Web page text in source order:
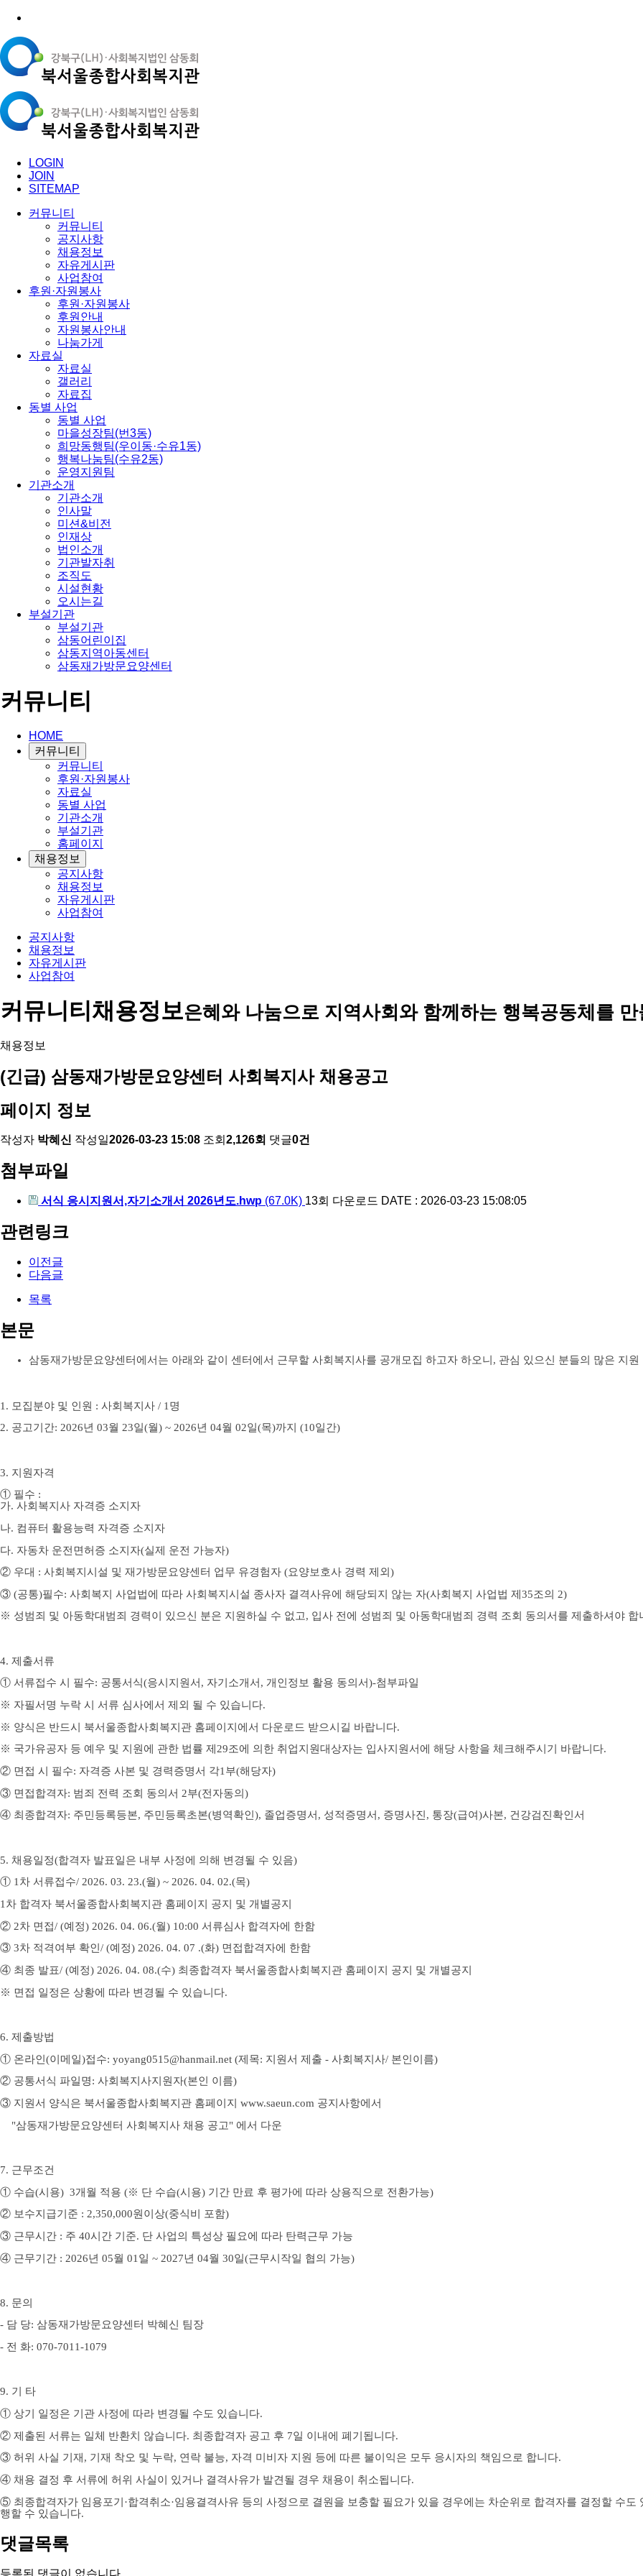
LOGIN
JOIN
SITEMAP
커뮤니티
커뮤니티
공지사항
채용정보
자유게시판
사업참여
후원·자원봉사
후원·자원봉사
후원안내
자원봉사안내
나눔가게
자료실
자료실
갤러리
자료집
동별 사업
동별 사업
마을성장팀(번3동)
희망동행팀(우이동·수유1동)
행복나눔팀(수유2동)
운영지원팀
기관소개
기관소개
인사말
미션&비전
인재상
법인소개
기관발자취
조직도
시설현황
오시는길
부설기관
부설기관
삼동어린이집
삼동지역아동센터
삼동재가방문요양센터
커뮤니티
HOME
커뮤니티
커뮤니티
후원·자원봉사
자료실
동별 사업
기관소개
부설기관
홈페이지
채용정보
공지사항
채용정보
자유게시판
사업참여
공지사항
채용정보
자유게시판
사업참여
커뮤니티채용정보은혜와 나눔으로 지역사회와 함께하는 행복공동체를
채용정보
(긴급) 삼동재가방문요양센터 사회복지사 채용공고
페이지 정보
작성자 박혜신 작성일2026-03-23 15:08 조회 2,126회 댓글0건
첨부파일
서식 응시지원서,자기소개서 2026년도.hwp (67.0K) 13회 다운로드 DATE : 2026-03-23 15:08:05
관련링크
이전글
다음글
목록
본문
삼동재가방문요양센터에서는 아래와 같이 센터에서 근무할 사회복지사를 공개모집 하고자 하오니 , 관심 있으신 분들의 많은 지원
1. 모집분야 및 인원 : 사회복지사 / 1 명
2. 공고기간: 2026년 03월 23일(월) ~ 2026년 04월 02일(목)까지 (10일간)
3. 지원자격
① 필수 :
가. 사회복지사 자격증 소지자
나. 컴퓨터 활용능력 자격증 소지자
다. 자동차 운전면허증 소지자(실제 운전 가능자)
② 우대 : 사회복지시설 및 재가방문요양센터 업무 유경험자 (요양보호사 경력 제외)
③ (공통)필수: 사회복지 사업법에 따라 사회복지시설 종사자 결격사유에 해당되지 않는 자(사회복지 사업법 제 35조의 2)
※ 성범죄 및 아동학대범죄 경력이 있으신 분은 지원하실 수 없고, 입사 전에 성범죄 및 아동학대범죄 경력 조회 동의서를 제출하셔야 합
4. 제출서류
① 서류접수 시 필수: 공통서식(응시지원서 , 자기소개서 , 개인정보 활용 동의서)-첨부파일
※ 자필서명 누락 시 서류 심사에서 제외 될 수 있습니다.
※ 양식은 반드시 북서울종합사회복지관 홈페이지에서 다운로드 받으시길 바랍니다.
※ 국가유공자 등 예우 및 지원에 관한 법률 제 29조에 의한 취업지원대상자는 입사지원서에 해당 사항을 체크해주시기 바랍니다.
② 면접 시 필수: 자격증 사본 및 경력증명서 각1 부(해당자)
③ 면접합격자: 범죄 전력 조회 동의서 2부(전자동의 )
④ 최종합격자: 주민등록등본, 주민등록초본(병역확인), 졸업증명서 , 성적증명서 , 증명사진, 통장(급여)사본, 건강검진확인서
5. 채용일정(합격자 발표일은 내부 사정에 의해 변경될 수 있음)
① 1차 서류접수/ 2026. 03. 23.(월) ~ 2026. 04. 02.(목)
1 차 합격자 북서울종합사회복지관 홈페이지 공지 및 개별공지
② 2차 면접/ (예정) 2026. 04. 06.(월) 10:00 서류심사 합격자에 한함
③ 3차 적격여부 확인/ (예정) 2026. 04. 07 .(화) 면접합격자에 한함
④ 최종 발표/ (예정) 2026. 04. 08.(수) 최종합격자 북서울종합사회복지관 홈페이지 공지 및 개별공지
※ 면접 일정은 상황에 따라 변경될 수 있습니다.
6. 제출방법
① 온라인(이메일)접수: yoyang0515@hanmail.net (제목: 지원서 제출 - 사회복지사/ 본인이름)
② 공통서식 파일명: 사회복지사지원자(본인 이름)
③ 지원서 양식은 북서울종합사회복지관 홈페이지 www.saeun.com 공지사항에서
"삼동재가방문요양센터 사회복지사 채용 공고" 에서 다운
7. 근무조건
① 수습(시용) 3개월 적용 (※ 단 수습(시용) 기간 만료 후 평가에 따라 상용직으로 전환가능)
② 보수지급기준 : 2,350,000원이상(중식비 포함)
③ 근무시간 : 주 40시간 기준. 단 사업의 특성상 필요에 따라 탄력근무 가능
④ 근무기간 : 2026년 05월 01 일 ~ 2027년 04월 30일(근무시작일 협의 가능)
8. 문의
- 담 당: 삼동재가방문요양센터 박혜신 팀장
- 전 화: 070-7011-1079
9. 기 타
① 상기 일정은 기관 사정에 따라 변경될 수도 있습니다.
② 제출된 서류는 일체 반환치 않습니다. 최종합격자 공고 후 7일 이내에 폐기됩니다.
③ 허위 사실 기재 , 기재 착오 및 누락, 연락 불능, 자격 미비자 지원 등에 따른 불이익은 모두 응시자의 책임으로 합니다.
④ 채용 결정 후 서류에 허위 사실이 있거나 결격사유가 발견될 경우 채용이 취소됩니다.
⑤ 최종합격자가 임용포기 ·합격취소·임용결격사유 등의 사정으로 결원을 보충할 필요가 있을 경우에는 차순위로 합격자를 결정할 수도
행할 수 있습니다.
댓글목록
등록된 댓글이 없습니다.